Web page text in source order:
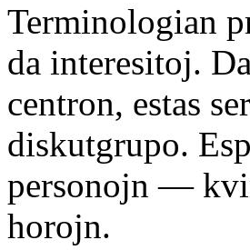
Terminologian
da interesitoj.
centron, estas
diskutgrupo.
personojn —
horojn.